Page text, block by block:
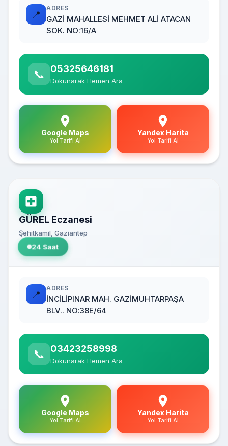
📍
ADRES
GAZİ MAHALLESİ MEHMET ALİ ATACAN
SOK. NO:16/A
📞 05325646181
Dokunarak Hemen Ara
Google Maps
Yol Tarifi Al
Yandex Harita
Yol Tarifi Al
GÜREL Eczanesi
Şehitkamil, Gaziantep
24 Saat
📍
ADRES
İNCİLİPINAR MAH. GAZİMUHTARPAŞA
BLV.. NO:38E/64
📞 03423258998
Dokunarak Hemen Ara
Google Maps
Yol Tarifi Al
Yandex Harita
Yol Tarifi Al